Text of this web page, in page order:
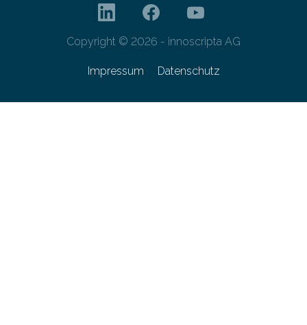
Copyright © 2026 - innoscripta AG
Impressum Datenschutz